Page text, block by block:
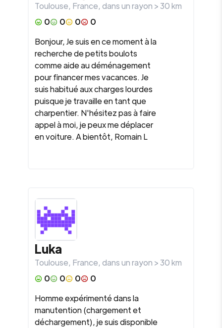
Toulouse, France, dans un rayon >30km
0
0 0
0
Bonjour, Je suis en ce moment à la
recherche de petits boulots
comme aide au déménagement
pour financer mes vacances. Je
suis habitué aux charges lourdes
puisque je travaille en tant que
charpentier. N'hésitez pas à faire
appel à moi, je peux me déplacer
en voiture. A bientôt, Romain L
Luka
Toulouse, France, dans un rayon >30km
0
0 0
0
Homme expérimenté dans la
manutention (chargement et
déchargement), je suis disponible